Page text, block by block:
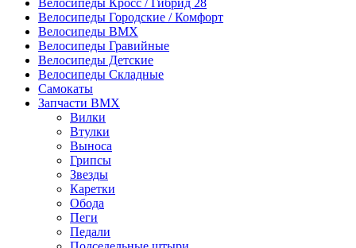
Велосипеды Кросс / Гибрид 28
Велосипеды Городские / Комфорт
Велосипеды BMX
Велосипеды Гравийные
Велосипеды Детские
Велосипеды Складные
Самокаты
Запчасти BMX
Вилки
Втулки
Выноса
Грипсы
Звезды
Каретки
Обода
Пеги
Педали